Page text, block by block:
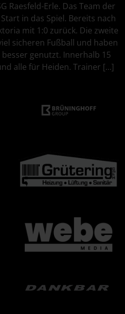
Raesfeld-Erle. Das Team der
in das Spiel. Bereits nach
mit 1:0 zurück. Die zweite
sicheren Fußball und haben
genutzt. Innerhalb 15
alle für Heiden. Trainer […]